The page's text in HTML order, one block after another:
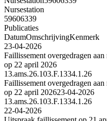
Nursestation
59606339
Publicaties
DatumOmschrijvingKenmerk
23-04-2026
Faillissement overgedragen
op 22 april 2026
13.ams.26.103.F.1334.1.26
Faillissement overgedragen
op 22 april 202623-04-2026
13.ams.26.103.F.1334.1.26
22-04-2026